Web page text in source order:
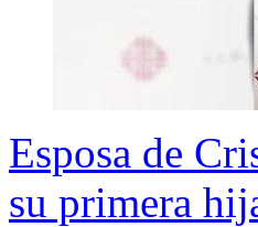
Esposa de
su primera